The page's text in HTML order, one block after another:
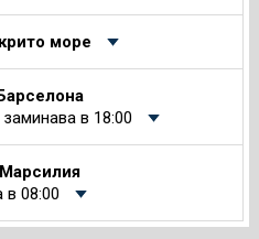
море
Барселона
в 18:00
Марсилия
в 08:00